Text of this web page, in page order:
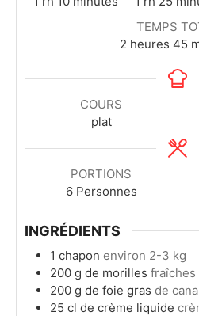
TEMPS
2 heures 45
COURS
plat
PORTIONS
6 Personnes
INGRÉDIENTS
1 chapon environ 2-3 kg
200 g de morilles fraîches
200 g de foie gras de
25 cl de crème liquide